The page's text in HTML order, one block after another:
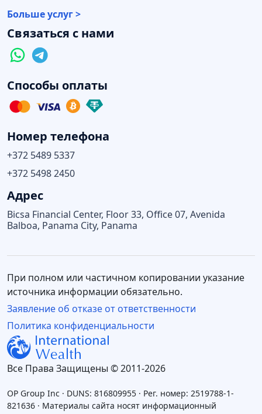
Больше услуг >
Связаться с нами
Способы оплаты
Номер телефона
+372 5489 5337
+372 5498 2450
Адрес
Bicsa Financial Center, Floor 33, Office 07, Avenida
Balboa, Panama City, Panama
Все Права Защищены © 2011-2026
Политика конфиденциальности
При полном или частичном копировании указание
источника информации обязательно.
Заявление об отказе от ответственности
OP Group Inc · DUNS: 816809955 · Рег. номер: 2519788-1-
821636 · Материалы сайта носят информационный